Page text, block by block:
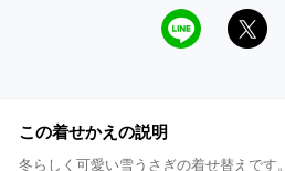
この着せかえの説明
冬らしく可愛い雪うさぎの着せ替えです。